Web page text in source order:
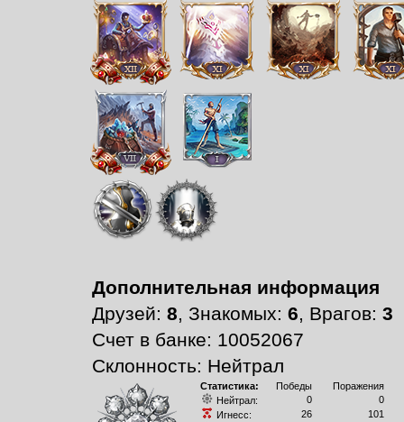
Дополнительная информация
Друзей: 8, Знакомых: 6, Врагов: 3
Счет в банке: 10052067
Склонность: Нейтрал
Статистика: Победы
Поражения
Нейтрал:
0
0
Игнесс:
26
101